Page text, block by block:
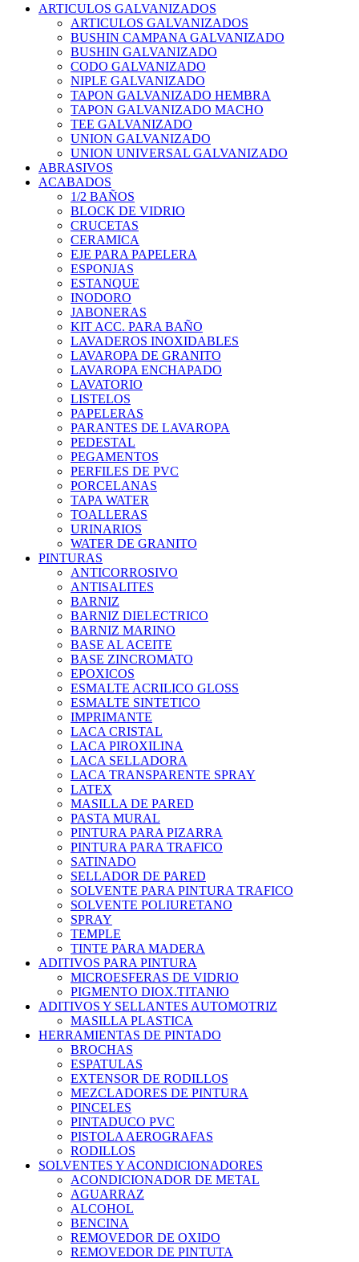
ARTICULOS GALVANIZADOS
ARTICULOS GALVANIZADOS
BUSHIN CAMPANA GALVANIZADO
BUSHIN GALVANIZADO
CODO GALVANIZADO
NIPLE GALVANIZADO
TAPON GALVANIZADO HEMBRA
TAPON GALVANIZADO MACHO
TEE GALVANIZADO
UNION GALVANIZADO
UNION UNIVERSAL GALVANIZADO
ABRASIVOS
ACABADOS
1/2 BAÑOS
BLOCK DE VIDRIO
CRUCETAS
CERAMICA
EJE PARA PAPELERA
ESPONJAS
ESTANQUE
INODORO
JABONERAS
KIT ACC. PARA BAÑO
LAVADEROS INOXIDABLES
LAVAROPA DE GRANITO
LAVAROPA ENCHAPADO
LAVATORIO
LISTELOS
PAPELERAS
PARANTES DE LAVAROPA
PEDESTAL
PEGAMENTOS
PERFILES DE PVC
PORCELANAS
TAPA WATER
TOALLERAS
URINARIOS
WATER DE GRANITO
PINTURAS
ANTICORROSIVO
ANTISALITES
BARNIZ
BARNIZ DIELECTRICO
BARNIZ MARINO
BASE AL ACEITE
BASE ZINCROMATO
EPOXICOS
ESMALTE ACRILICO GLOSS
ESMALTE SINTETICO
IMPRIMANTE
LACA CRISTAL
LACA PIROXILINA
LACA SELLADORA
LACA TRANSPARENTE SPRAY
LATEX
MASILLA DE PARED
PASTA MURAL
PINTURA PARA PIZARRA
PINTURA PARA TRAFICO
SATINADO
SELLADOR DE PARED
SOLVENTE PARA PINTURA TRAFICO
SOLVENTE POLIURETANO
SPRAY
TEMPLE
TINTE PARA MADERA
ADITIVOS PARA PINTURA
MICROESFERAS DE VIDRIO
PIGMENTO DIOX.TITANIO
ADITIVOS Y SELLANTES AUTOMOTRIZ
MASILLA PLASTICA
HERRAMIENTAS DE PINTADO
BROCHAS
ESPATULAS
EXTENSOR DE RODILLOS
MEZCLADORES DE PINTURA
PINCELES
PINTADUCO PVC
PISTOLA AEROGRAFAS
RODILLOS
SOLVENTES Y ACONDICIONADORES
ACONDICIONADOR DE METAL
AGUARRAZ
ALCOHOL
BENCINA
REMOVEDOR DE OXIDO
REMOVEDOR DE PINTUTA